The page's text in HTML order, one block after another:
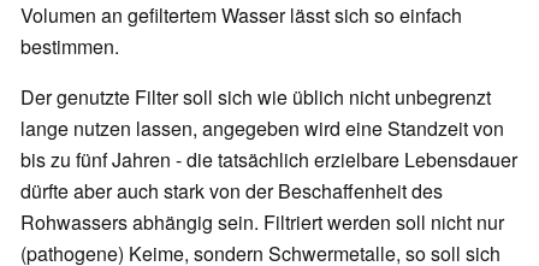
Volumen an gefiltertem Wasser lässt sich so einfach
bestimmen.
Der genutzte Filter soll sich wie üblich nicht unbegrenzt
lange nutzen lassen, angegeben wird eine Standzeit von
bis zu fünf Jahren - die tatsächlich erzielbare Lebensdauer
dürfte aber auch stark von der Beschaffenheit des
Rohwassers abhängig sein. Filtriert werden soll nicht nur
(pathogene) Keime, sondern Schwermetalle, so soll sich